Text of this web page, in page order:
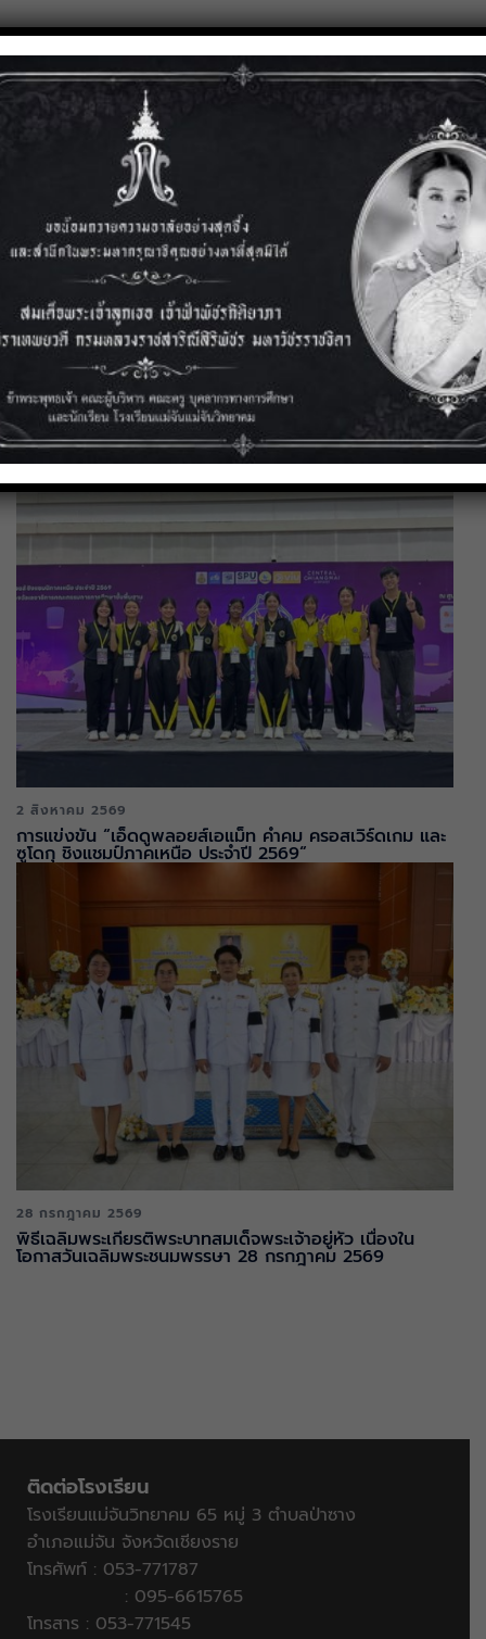
You might also like:
3 สิงหาคม 2569
การประชุมเชิงปฏิบัติการและการแลกเปลี่ยนเรียนรู้วิธีปฏิบัติที่ดี
(Best Practice)
2 สิงหาคม 2569
การแข่งขัน “เอ็ดดูพลอยส์เอแม็ท คำคม ครอสเวิร์ดเกม และ
ซูโดกุ ชิงแชมป์ภาคเหนือ ประจำปี 2569“
28 กรกฎาคม 2569
พิธีเฉลิมพระเกียรติพระบาทสมเด็จพระเจ้าอยู่หัว เนื่องใน
โอกาสวันเฉลิมพระชนมพรรษา 28 กรกฎาคม 2569
ติดต่อโรงเรียน
โรงเรียนแม่จันวิทยาคม 65 หมู่ 3 ตำบลป่าซาง
อำเภอแม่จัน จังหวัดเชียงราย
โทรศัพท์ : 053-771787
: 095-6615765
โทรสาร : 053-771545